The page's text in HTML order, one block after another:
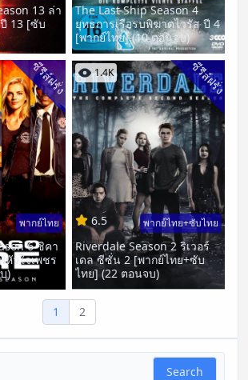
13 ล่า
13 [ซับ
The Last Ship Season 4
ยุทธการเรือรบพิฆาตไวรัส ปี 4
[พากย์ไทย] (10 ตอนจบ)
ซีรีส์ฝรั่ง
พากย์ไทย
6 ชิคา
วใจเพชร
)
1.4K ซีรีส์ฝรั่ง
6.5 พากย์ไทย+ซับไทย
Riverdale Season 2 ริเวอร์
เดล ซีซั่น 2 [พากย์ไทย+ซับ
ไทย] (22 ตอนจบ)
1 2
Search